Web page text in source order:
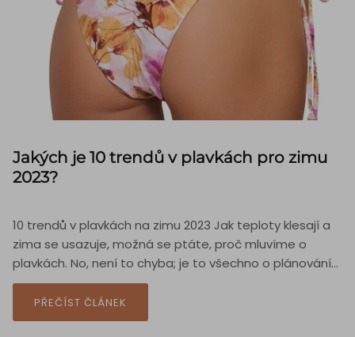
Jakých je 10 trendů v plavkách pro zimu
2023?
10 trendů v plavkách na zimu 2023 Jak teploty klesají a
zima se usazuje, možná se ptáte, proč mluvíme o
plavkách. No, není to chyba; je to všechno o plánování...
PŘEČÍST ČLÁNEK